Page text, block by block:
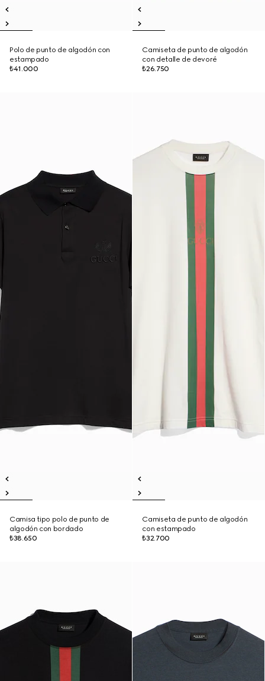
Polo de punto de algodón con
estampado
₺41.000
Camiseta de punto de algodón
con detalle de devoré
₺26.750
Camisa tipo polo de punto de
algodón con bordado
₺38.650
Camiseta de punto de algodón
con estampado
₺32.700